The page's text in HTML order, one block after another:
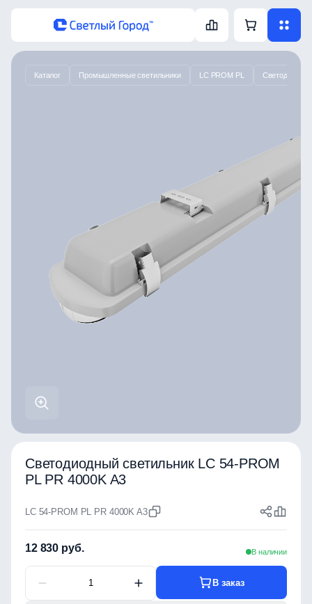
Каталог Промышленные светильники LC PROM PL
Светодиодный светильник LC 54-PROM
PL PR 4000K A3
LC 54-PROM PL PR 4000K A3
12 830 руб. В наличии
В заказ